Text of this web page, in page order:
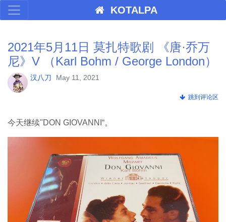
KOTALPA
2021年5月11日 莫扎特歌剧 《唐·乔万
尼》V （Karl Bohm / George London）
汉八刀 May 11, 2021
跳到评论区
今天继续"DON GIOVANNI“。